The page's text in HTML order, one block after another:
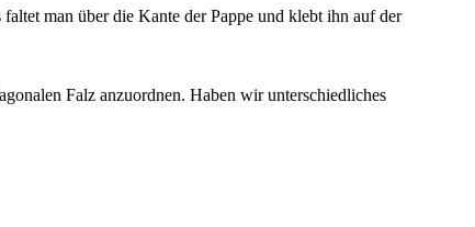
man über die Kante der Pappe und klebt ihn auf der
Falz anzuordnen. Haben wir unterschiedliches